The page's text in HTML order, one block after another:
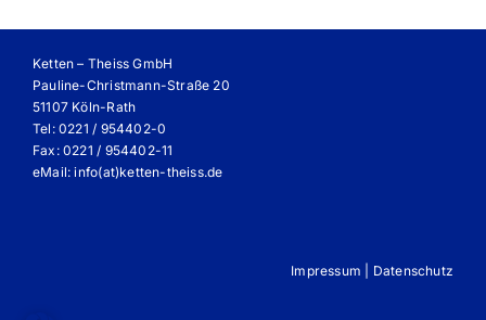
Ketten – Theiss GmbH
Pauline-Christmann-Straße 20
51107 Köln-Rath
Tel: 0221 / 954402-0
Fax: 0221 / 954402-11
eMail:info(at)ketten-theiss.de
Impressum Datenschutz